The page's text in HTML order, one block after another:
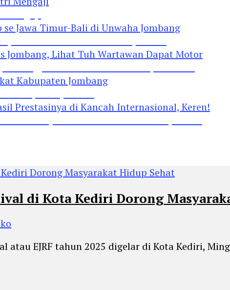
di Kota Kediri Dorong
atau EJRF tahun 2025 digelar di Kota Kediri,